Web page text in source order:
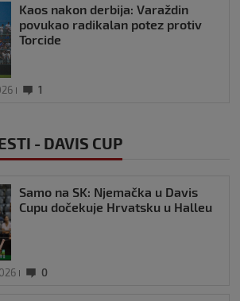
Kaos nakon derbija: Varaždin
povukao radikalan potez protiv
Torcide
1
- DAVIS CUP
Samo na SK: Njemačka u Davis
Cupu dočekuje Hrvatsku u Halleu
0